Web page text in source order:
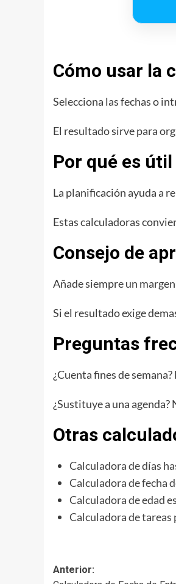
Cómo usar la
Selecciona las fechas o
El resultado sirve para
Por qué es útil
La planificación ayuda a
Estas calculadoras
Consejo de
Añade siempre un
Si el resultado exige
Preguntas
¿Cuenta fines de
¿Sustituye a una
Otras
Calculadora de días
Calculadora de fecha
Calculadora de edad
Calculadora de tareas
Navegación
Anterior: